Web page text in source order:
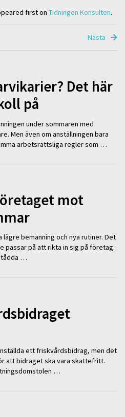
first on Tidningen Konsulten.
Nästa
Det här
på
under sommaren med
Men även om anställningen bara
arbetsrättsliga regler som …
mot
bemanning och nya rutiner. Det
passar på att rikta in sig på företag.
…
ett friskvårdsbidrag, men det
att bidraget ska vara skattefritt.
…